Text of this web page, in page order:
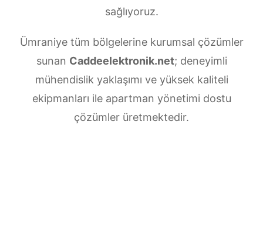
sağlıyoruz.
Ümraniye tüm bölgelerine kurumsal çözümler
sunan Caddeelektronik.net; deneyimli
mühendislik yaklaşımı ve yüksek kaliteli
ekipmanları ile apartman yönetimi dostu
çözümler üretmektedir.